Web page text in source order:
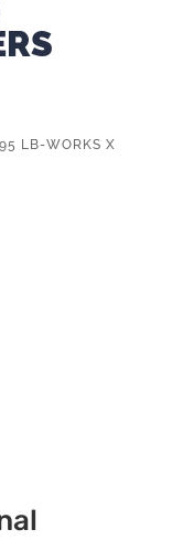
LB-WORKS X